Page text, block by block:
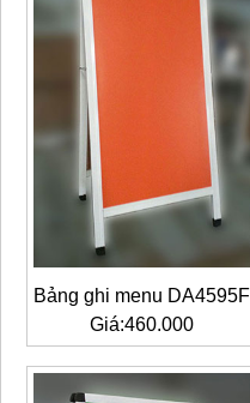
Bảng ghi menu DA4595F
Giá:460.000